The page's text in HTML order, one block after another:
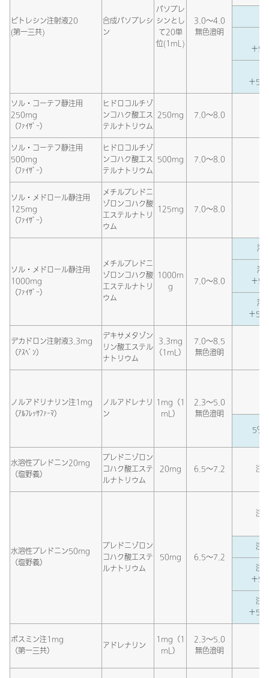
ピトレシン注射液20
(第一三共)
合成バソプレシ
ン
バソプレ
シンとし
て20単
位(1mL)
3.0～4.0
無色澄明
＋5
＋5
ソル・コーテフ静注用
250mg
（ﾌｧｲｻﾞｰ）
ヒドロコルチゾ
ンコハク酸エス
テルナトリウム
250mg 7.0～8.0
ソル・コーテフ静注用
500mg
（ﾌｧｲｻﾞｰ）
ヒドロコルチゾ
ンコハク酸エス
テルナトリウム
500mg 7.0～8.0
ソル・メドロール静注用
125mg
（ﾌｧｲｻﾞｰ）
メチルプレドニ
ゾロンコハク酸
エステルナトリ
ウム
125mg 7.0～8.0
ソル・メドロール静注用
1000mg
（ﾌｧｲｻﾞｰ）
メチルプレドニ
ゾロンコハク酸
エステルナトリ
ウム
1000m
g
7.0～8.0
溶
溶
＋5
溶
＋5
デカドロン注射液3.3mg
（ｱｽﾍﾟﾝ）
デキサメタゾン
リン酸エステル
ナトリウム
3.3mg
（1mL）
7.0～8.5
無色澄明
ノルアドリナリン注1mg
（ｱﾙﾌﾚｯｻﾌｧｰﾏ）
ノルアドレナリ
ン
1mg（1
mL）
2.3～5.0
無色澄明
5％
水溶性プレドニン20mg
（塩野義）
プレドニゾロン
コハク酸エステ
ルナトリウム
20mg 6.5～7.2 注
水溶性プレドニン50mg
（塩野義）
プレドニゾロン
コハク酸エステ
ルナトリウム
50mg 6.5～7.2
注
注
注
＋5
注
＋5
ボスミン注1mg
（第一三共）
アドレナリン
1mg（1
mL）
2.3～5.0
無色澄明